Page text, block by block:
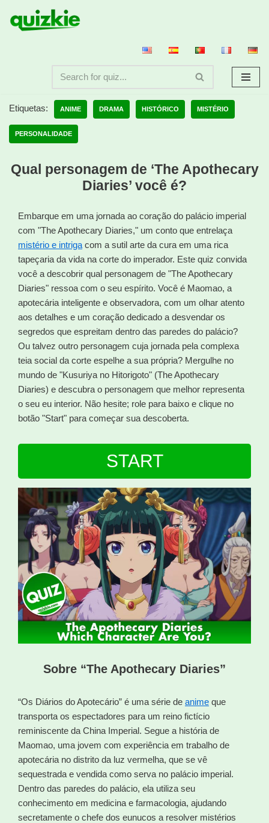
Avançar
Etiquetas: ANIME DRAMA HISTÓRICO MISTÉRIO
PERSONALIDADE
Qual personagem de ‘The Apothecary
Diaries’ você é?
Embarque em uma jornada ao coração do palácio imperial
com "The Apothecary Diaries," um conto que entrelaça
mistério e intriga com a sutil arte da cura em uma rica
tapeçaria da vida na corte do imperador. Este quiz convida
você a descobrir qual personagem de "The Apothecary
Diaries" ressoa com o seu espírito. Você é Maomao, a
apotecária inteligente e observadora, com um olhar atento
aos detalhes e um coração dedicado a desvendar os
segredos que espreitam dentro das paredes do palácio?
Ou talvez outro personagem cuja jornada pela complexa
teia social da corte espelhe a sua própria? Mergulhe no
mundo de "Kusuriya no Hitorigoto" (The Apothecary
Diaries) e descubra o personagem que melhor representa
o seu eu interior. Não hesite; role para baixo e clique no
botão "Start" para começar sua descoberta.
START
Sobre “The Apothecary Diaries”
“Os Diários do Apotecário” é uma série de anime que
transporta os espectadores para um reino fictício
reminiscente da China Imperial. Segue a história de
Maomao, uma jovem com experiência em trabalho de
apotecária no distrito da luz vermelha, que se vê
sequestrada e vendida como serva no palácio imperial.
Dentro das paredes do palácio, ela utiliza seu
conhecimento em medicina e farmacologia, ajudando
secretamente o chefe dos eunucos a resolver mistérios